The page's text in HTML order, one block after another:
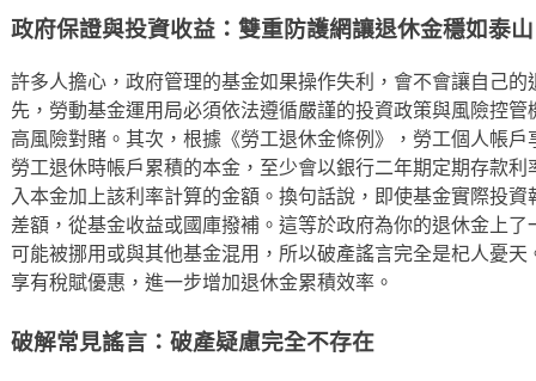
政府保證與投資收益：雙重防護網讓退休金穩如泰山
許多人擔心，政府管理的基金如果操作失利，會不會讓自己
先，勞動基金運用局必須依法遵循嚴謹的投資政策與風險控
高風險對賭。其次，根據《勞工退休金條例》，勞工個人帳
勞工退休時帳戶累積的本金，至少會以銀行二年期定期存款
入本金加上該利率計算的金額。換句話說，即使基金實際投
差額，從基金收益或國庫撥補。這等於政府為你的退休金上
可能被挪用或與其他基金混用，所以破產謠言完全是杞人憂
享有稅賦優惠，進一步增加退休金累積效率。
破解常見謠言：破產疑慮完全不存在